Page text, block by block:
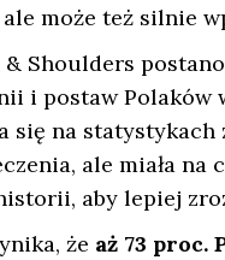
może też silnie
& Shoulders
i postaw Polaków
się na statystykach
ale miała
aby lepiej
że aż 73 proc.